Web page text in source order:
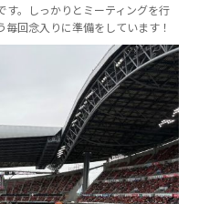
す。しっかりとミーティングを行
回念入りに準備をしています！